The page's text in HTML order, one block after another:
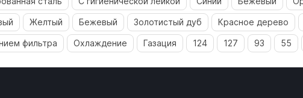
Желтый Бежевый Золотистый дуб Красное дерево
фильтра Охлаждение Газация 124 127 93 55